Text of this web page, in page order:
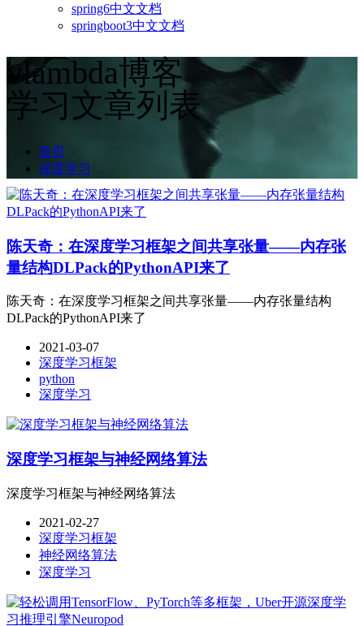
spring6中文文档
springboot3中文文档
vlambda博客
学习文章列表
首页
深度学习
陈天奇：在深度学习框架之间共享张量——内存张
量结构DLPack的PythonAPI来了
陈天奇：在深度学习框架之间共享张量——内存张量结构
DLPack的PythonAPI来了
2021-03-07
深度学习框架
python
深度学习
深度学习框架与神经网络算法
深度学习框架与神经网络算法
2021-02-27
深度学习框架
神经网络算法
深度学习